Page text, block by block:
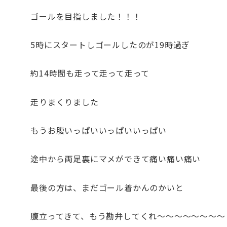
ゴールを目指しました！！！
5時にスタートしゴールしたのが19時過ぎ
約14時間も走って走って走って
走りまくりました
もうお腹いっぱいいっぱいいっぱい
途中から両足裏にマメができて痛い痛い痛い
最後の方は、まだゴール着かんのかいと
腹立ってきて、もう勘弁してくれ～～～～～～～